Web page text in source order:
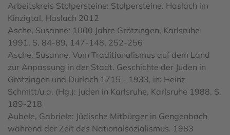
Arbeitskreis Stolpersteine: Stolpersteine. Haslach im
Kinzigtal, Haslach 2012
Asche, Susanne: 1000 Jahre Grötzingen, Karlsruhe
1991, S. 84-89, 147-148, 252-256
Asche, Susanne: Vom Traditionalismus auf dem Land
zur Anpassung in der Stadt. Geschichte der Juden in
Grötzingen und Durlach 1715 - 1933, in: Heinz
Schmitt/u.a. (Hg.): Juden in Karlsruhe, Karlsruhe 1988, S.
189-218
Aubele, Gabriele: Jüdische Mitbürger in Gengenbach
während der Zeit des Nationalsozialismus. 1983